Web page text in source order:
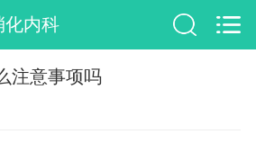
化内科
注意事项吗